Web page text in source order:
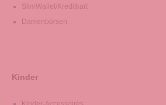
SlimWallet/Kreditkart
Damenbörsen
Kinder